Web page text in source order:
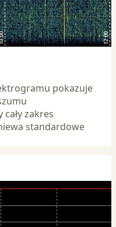
pokazuje
zakres
standardowe